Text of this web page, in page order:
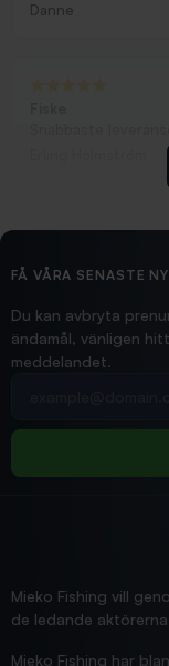
Danne
Hittade exakt vad
Jensa
FÅ VÅRA SENASTE
Du kan avbryta
ändamål, vänligen
meddelandet.
Mieko Fishing vill
de ledande
Mieko Fishing har